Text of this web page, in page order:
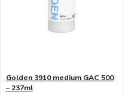
Golden 3910 medium GAC 500
– 237ml